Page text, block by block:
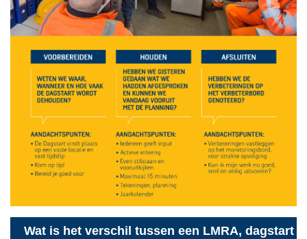
Wat is het verschil tussen een LMRA, dagstart